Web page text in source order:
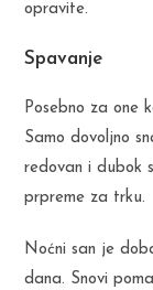
opravite.
Spavanje
Posebno za one
Samo dovoljno
redovan i dubok
prpreme za trku.
Noćni san je
dana. Snovi